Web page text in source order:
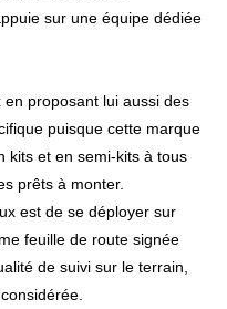
sur une équipe dédiée
proposant lui aussi des
puisque cette marque
kits et en semi-kits à tous
prêts à monter.
est de se déployer sur
feuille de route signée
de suivi sur le terrain,